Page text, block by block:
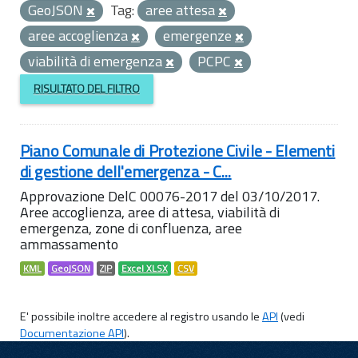
GeoJSON
Tag: aree attesa
aree accoglienza
emergenze
viabilità di emergenza
PCPC
RISULTATO DEL FILTRO
Piano Comunale di Protezione Civile - Elementi
di gestione dell'emergenza - C...
Approvazione DelC 00076-2017 del 03/10/2017.
Aree accoglienza, aree di attesa, viabilità di
emergenza, zone di confluenza, aree
ammassamento
KML GeoJSON ZIP Excel XLSX CSV
E' possibile inoltre accedere al registro usando leAPI(vedi
Documentazione API).